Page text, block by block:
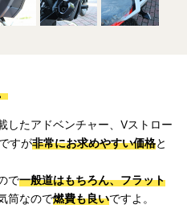
したアドベンチャー、Vストロー
すが非常にお求めやすい価格と
で一般道はもちろん、フラット
筒なので燃費も良いですよ。